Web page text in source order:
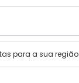
para a sua região